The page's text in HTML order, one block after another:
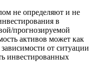
не определяют и не
в
прогнозируемой
активов может как
от ситуации
инвестированных